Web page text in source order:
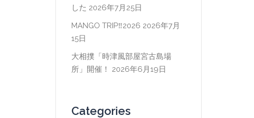
した 2026年7月25日
MANGO TRIP‼2026 2026年7月
15日
大相撲「時津風部屋宮古島場
所」開催！
2026年6月19日
Categories